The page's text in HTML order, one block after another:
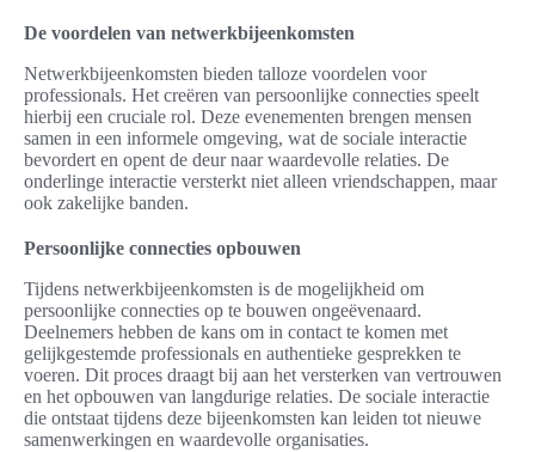
De voordelen van netwerkbijeenkomsten
Netwerkbijeenkomsten bieden talloze voordelen voor
professionals. Het creëren van persoonlijke connecties speelt
hierbij een cruciale rol. Deze evenementen brengen mensen
samen in een informele omgeving, wat de sociale interactie
bevordert en opent de deur naar waardevolle relaties. De
onderlinge interactie versterkt niet alleen vriendschappen, maar
ook zakelijke banden.
Persoonlijke connecties opbouwen
Tijdens netwerkbijeenkomsten is de mogelijkheid om
persoonlijke connecties op te bouwen ongeëvenaard.
Deelnemers hebben de kans om in contact te komen met
gelijkgestemde professionals en authentieke gesprekken te
voeren. Dit proces draagt bij aan het versterken van vertrouwen
en het opbouwen van langdurige relaties. De sociale interactie
die ontstaat tijdens deze bijeenkomsten kan leiden tot nieuwe
samenwerkingen en waardevolle organisaties.